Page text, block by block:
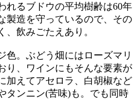
れるブドウの平均樹齢は60年
製造を守っているので、その
、飲みごたえあり。
色。ぶどう畑にはローズマリ
り、ワインにもそんな要素が
加えてアセロラ、白胡椒など
タンニン(苦味)も。でも同時